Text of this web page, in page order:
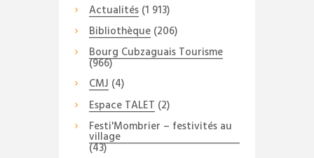
Actualités(1 913)
Bibliothèque(206)
Bourg Cubzaguais Tourisme
(966)
CMJ (4)
Espace TALET (2)
Festi'Mombrier – festivités au
village
(43)